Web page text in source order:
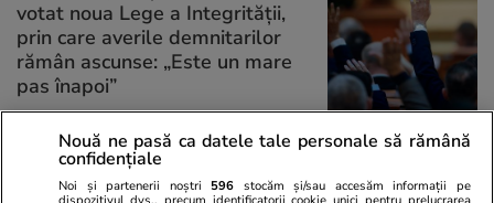
votat noua Lege a Integrității,
prin care averile demnitarilor
rămân ascunse: „Este un mare
pas înapoi”
PARTENERI
Nouă ne pasă ca datele tale personale să rămână
confidențiale
Noi și partenerii noștri 596 stocăm și/sau accesăm informații pe